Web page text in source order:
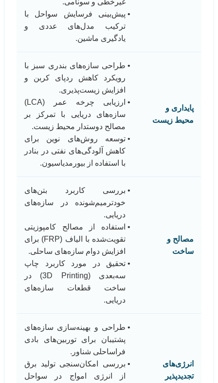
پیش‌بینی فرسایش سواحل با
ترکیب مدل‌های عددی و
یادگیری ماشین.
پایداری و
محیط زیست
طراحی سازه‌های بندری سبز با
رویکرد کاهش ردپای کربن و
افزایش زیست‌پذیری.
ارزیابی چرخه عمر (LCA)
سازه‌های دریایی با تمرکز بر
مصالح دوستدار محیط زیست.
توسعه روش‌های نوین برای
کاهش آلودگی‌های نفتی در بنادر
با استفاده از بیورمدیاسیون.
مصالح و
ساخت
بررسی کاربرد بتن‌های
خودترمیم‌شونده در سازه‌های
دریایی.
استفاده از مصالح کامپوزیتی
تقویت‌شده با الیاف (FRP) برای
افزایش دوام سازه‌های ساحلی.
تحقیق در مورد کاربرد چاپ
سه‌بعدی (3D Printing) در
ساخت قطعات سازه‌های
دریایی.
انرژی‌های
تجدیدپذیر
طراحی و بهینه‌سازی سازه‌های
پشتیبان برای توربین‌های بادی
فراساحلی شناور.
بررسی امکان‌سنجی تولید برق
از انرژی امواج در سواحل